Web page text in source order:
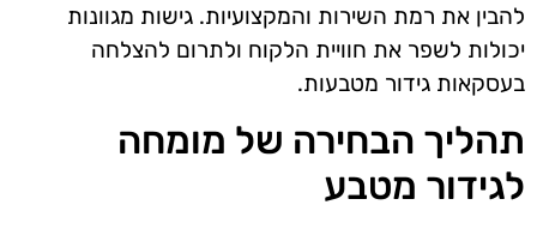
להבין את רמת השירות והמקצועיות. גישות מגוונות
יכולות לשפר את חוויית הלקוח ולתרום להצלחה
בעסקאות גידור מטבעות.
תהליך הבחירה של מומחה
לגידור מטבע